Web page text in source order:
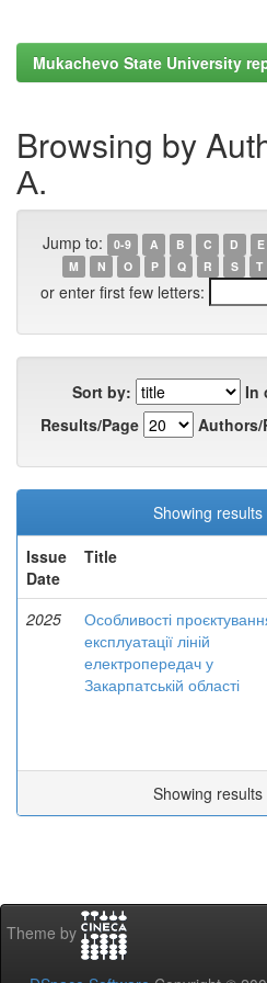
Mukachevo State University
Browsing by
А.
Jump to: 0-9 A B C D E
M
N O P Q R S T
or enter first few letters:
Sort by:
In
Results/Page
Authors/
Showing results
Issue
Date
Title
2025
Особливості
експлуатації ліній
електропередач у
Закарпатській області
Showing results
Theme by